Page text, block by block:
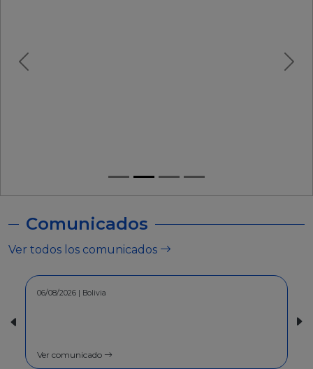
Comunicados
Ver todos los comunicados
06/08/2026 | Bolivia
Ver comunicado
COMUNICADO - A la